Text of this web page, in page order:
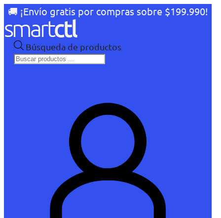
🚚 ¡Envío gratis por compras sobre $199.990!
Búsqueda de productos